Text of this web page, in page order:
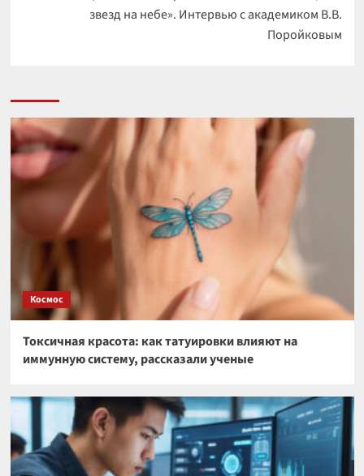
звезд на небе». Интервью с академиком В.В.
Поройковым
Космос
Токсичная красота: как татуировки влияют на
иммунную систему, рассказали ученые